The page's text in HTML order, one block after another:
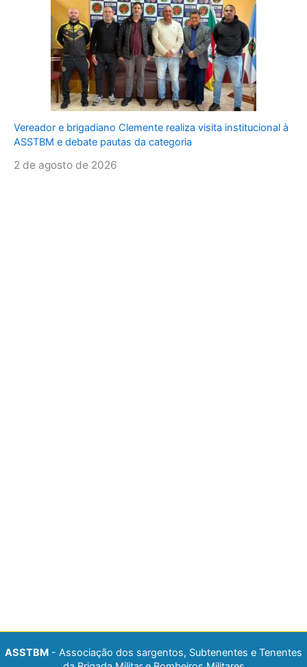
Vereador e brigadiano Clemente realiza visita institucional à
ASSTBM e debate pautas da categoria
2 de agosto de 2026
ASSTBM - Associação dos sargentos, Subtenentes e Tenentes